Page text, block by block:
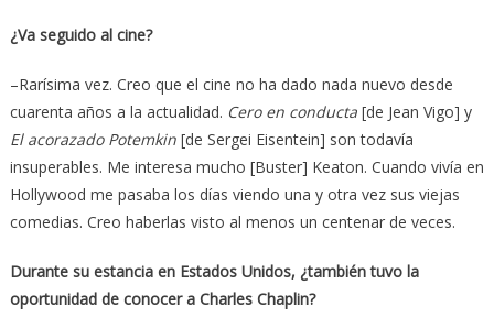
¿Va seguido al cine?
–Rarísima vez. Creo que el cine no ha dado nada nuevo desde
cuarenta años a la actualidad. Cero en conducta[de Jean Vigo] y
El acorazado Potemkin[de Sergei Eisentein] son todavía
insuperables. Me interesa mucho [Buster] Keaton. Cuando vivía en
Hollywood me pasaba los días viendo una y otra vez sus viejas
comedias. Creo haberlas visto al menos un centenar de veces.
Durante su estancia en Estados Unidos, ¿también tuvo la
oportunidad de conocer a Charles Chaplin?